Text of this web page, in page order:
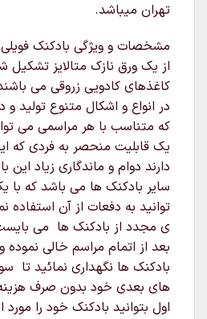
تهران میباشد.
مشخصات و ویژگی بادکنک
از یک ورق نازک متالایز
کاغذهای کادویی زروقی می
در انواع و اشکال متنوع تولید
که متناسب با هر مراسمی می
یک قابلیت منحصر به فردی که
دارند دوام و ماندگاری زیاد
سایر بادکنک ها می باشد که با
توانید به دفعات از آن استفاده
ی مجدد از بادکنک ها می
بعد از اتمام مراسم خالی نموده
بادکنک ها نگهداری نمائید تا
های بعدی خود بدون صرف
اول بتوانید بادکنک خود را مورد